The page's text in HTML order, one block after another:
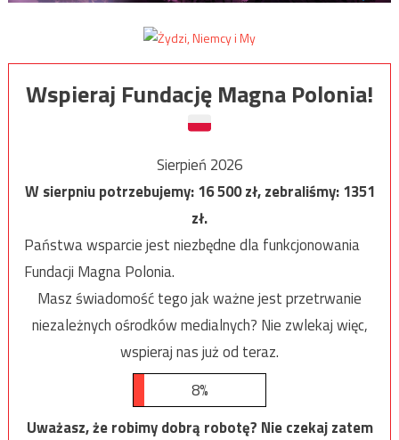
Wspieraj Fundację Magna Polonia!
Sierpień 2026
W sierpniu potrzebujemy:16 500zł, zebraliśmy:1351
zł.
Państwa wsparcie jest niezbędne dla funkcjonowania
Fundacji Magna Polonia.
Masz świadomość tego jak ważne jest przetrwanie
niezależnych ośrodków medialnych? Nie zwlekaj więc,
wspieraj nas już od teraz.
8%
Uważasz, że robimy dobrą robotę? Nie czekaj zatem